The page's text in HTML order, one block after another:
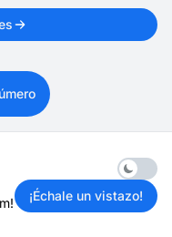
Enable
¡Échale un vistazo!